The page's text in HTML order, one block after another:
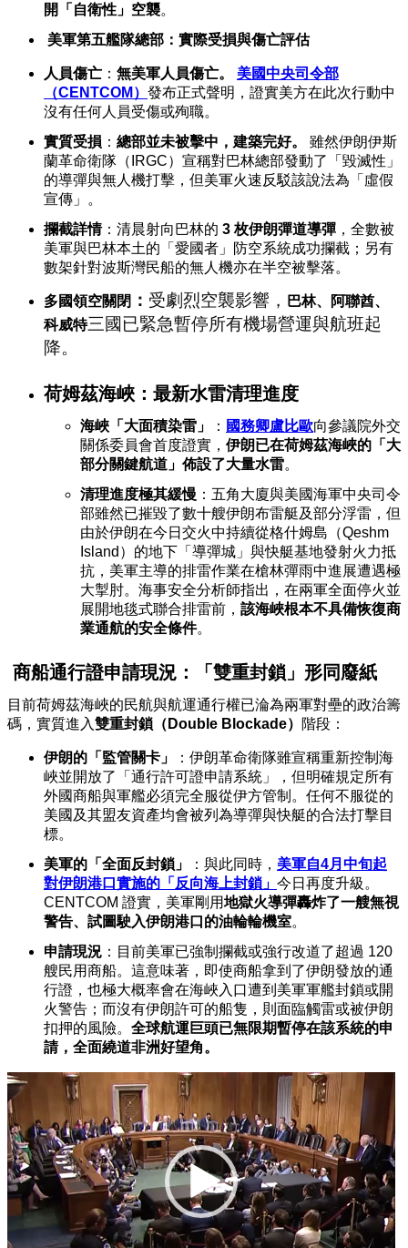
開「自衛性」空襲。
美軍第五艦隊總部：實際受損與傷亡評估
人員傷亡 ： 無美軍人員傷亡。
美國中央司令部
（CENTCOM） 發布正式聲明，證實美方在此次行動中
沒有任何人員受傷或殉職。
實質受損 ： 總部並未被擊中，建築完好。
雖然伊朗伊斯
蘭革命衛隊（IRGC）宣稱對巴林總部發動了「毀滅性」
的導彈與無人機打擊，但美軍火速反駁該說法為「虛假
宣傳」。
攔截詳情：清晨射向巴林的 3 枚伊朗彈道導彈 ，全數被
美軍與巴林本土的「愛國者」防空系統成功攔截；另有
數架針對波斯灣民船的無人機亦在半空被擊落。
多國領空關閉 ： 受劇烈空襲影響，
巴林、阿聯酋、
科威特三國已緊急暫停所有機場營運與航班起
降。
荷姆茲海峽：最新水雷清理進度
海峽「大面積染雷」 ： 國務卿盧比歐向參議院外交
關係委員會首度證實， 伊朗已在荷姆茲海峽的「大
部分關鍵航道」佈設了大量水雷。
清理進度極其緩慢 ：五角大廈與美國海軍中央司令
部雖然已摧毀了數十艘伊朗布雷艇及部分浮雷，但
由於伊朗在今日交火中持續從格什姆島（Qeshm
Island）的地下「導彈城」與快艇基地發射火力抵
抗，美軍主導的排雷作業在槍林彈雨中進展遭遇極
大掣肘。海事安全分析師指出，在兩軍全面停火並
展開地毯式聯合排雷前， 該海峽根本不具備恢復商
業通航的安全條件。
商船通行證申請現況：「雙重封鎖」形同廢紙
目前荷姆茲海峽的民航與航運通行權已淪為兩軍對壘的政治籌
碼，實質進入雙重封鎖（Double Blockade） 階段：
伊朗的「監管關卡」
：伊朗革命衛隊雖宣稱重新控制海
峽並開放了「通行許可證申請系統」，但明確規定所有
外國商船與軍艦必須完全服從伊方管制。任何不服從的
美國及其盟友資產均會被列為導彈與快艇的合法打擊目
標。
美軍的「全面反封鎖」
：與此同時， 美軍自4月中旬起
對伊朗港口實施的「反向海上封鎖」 今日再度升級。
CENTCOM 證實，美軍剛用地獄火導彈轟炸了一艘無視
警告、試圖駛入伊朗港口的油輪輪機室。
申請現況 ：目前美軍已強制攔截或強行改道了超過 120
艘民用商船。這意味著，即使商船拿到了伊朗發放的通
行證，也極大概率會在海峽入口遭到美軍軍艦封鎖或開
火警告；而沒有伊朗許可的船隻，則面臨觸雷或被伊朗
扣押的風險。 全球航運巨頭已無限期暫停在該系統的申
請，全面繞道非洲好望角。
视
频
播
放
器